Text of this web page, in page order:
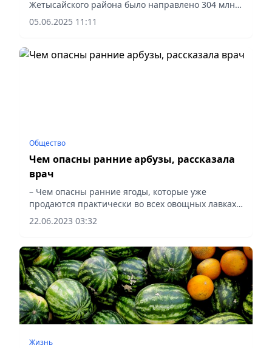
Жетысайского района было направлено 304 млн
кубометров воды, сообщает Vecher.kz.
05.06.2025 11:11
Общество
Чем опасны ранние арбузы, рассказала
врач
– Чем опасны ранние ягоды, которые уже
продаются практически во всех овощных лавках
города?
22.06.2023 03:32
Жизнь